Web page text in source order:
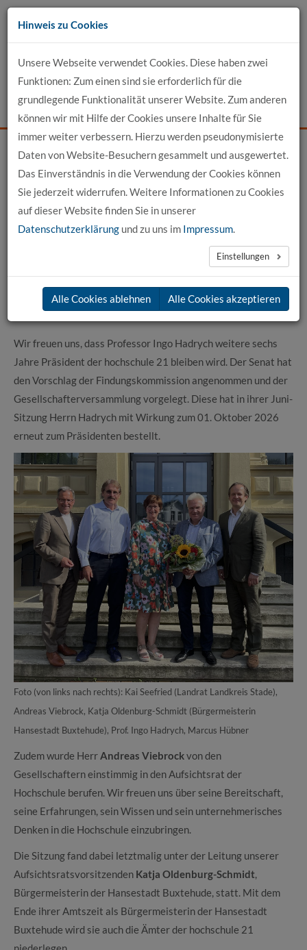
Zum
Inhalt
Events News Login Suche
Kontakt
Startseite News News-Detail
News aus der hochschule 21
03.07.2026
Prof. Ingo Hadrych erneut zum Präsidenten bestellt
Wir freuen uns, dass Professor Ingo Hadrych weitere sechs
Jahre Präsident der hochschule 21 bleiben wird. Der Senat hat
den Vorschlag der Findungskommission angenommen und der
Gesellschafterversammlung vorgelegt. Diese hat in ihrer Juni-
Sitzung Herrn Hadrych mit Wirkung zum 01. Oktober 2026
erneut zum Präsidenten bestellt.
Foto (von links nach rechts): Kai Seefried (Landrat Landkreis Stade),
Andreas Viebrock, Katja Oldenburg-Schmidt (Bürgermeisterin
Hansestadt Buxtehude), Prof. Ingo Hadrych, Marcus Hübner
Zudem wurde HerrAndreas Viebrockvon den
Gesellschaftern einstimmig in den Aufsichtsrat der
Hochschule berufen. Wir freuen uns über seine Bereitschaft,
seine Erfahrungen, sein Wissen und sein unternehmerisches
Denken in die Hochschule einzubringen.
Die Sitzung fand dabei letztmalig unter der Leitung unserer
Aufsichtsratsvorsitzenden Katja Oldenburg-Schmidt
Bürgermeisterin der Hansestadt Buxtehude, statt. Mit dem
Ende ihrer Amtszeit als Bürgermeisterin der Hansestadt
Buxtehude wird sie auch die Ämter der hochschule 21
Hinweis zu Cookies
Unsere Webseite verwendet Cookies. Diese haben zwei
Funktionen: Zum einen sind sie erforderlich für die
grundlegende Funktionalität unserer Website. Zum anderen
können wir mit Hilfe der Cookies unsere Inhalte für Sie
immer weiter verbessern. Hierzu werden pseudonymisierte
Daten von Website-Besuchern gesammelt und ausgewertet.
Das Einverständnis in die Verwendung der Cookies können
Sie jederzeit widerrufen. Weitere Informationen zu Cookies
auf dieser Website finden Sie in unserer
Datenschutzerklärung und zu uns im Impressum.
Einstellungen
Alle Cookies ablehnen Alle Cookies akzeptieren